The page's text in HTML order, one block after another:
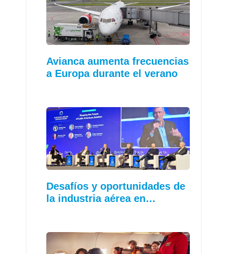
Avianca aumenta frecuencias
a Europa durante el verano
Desafíos y oportunidades de
la industria aérea en…